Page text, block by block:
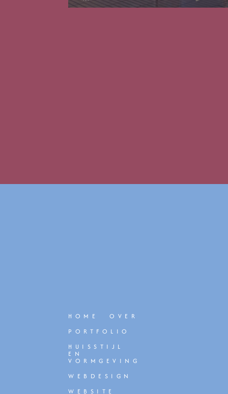
HOME
OVER
PORTFOLIO
HUISSTIJL
EN
VORMGEVING
WEBDESIGN
WEBSITE